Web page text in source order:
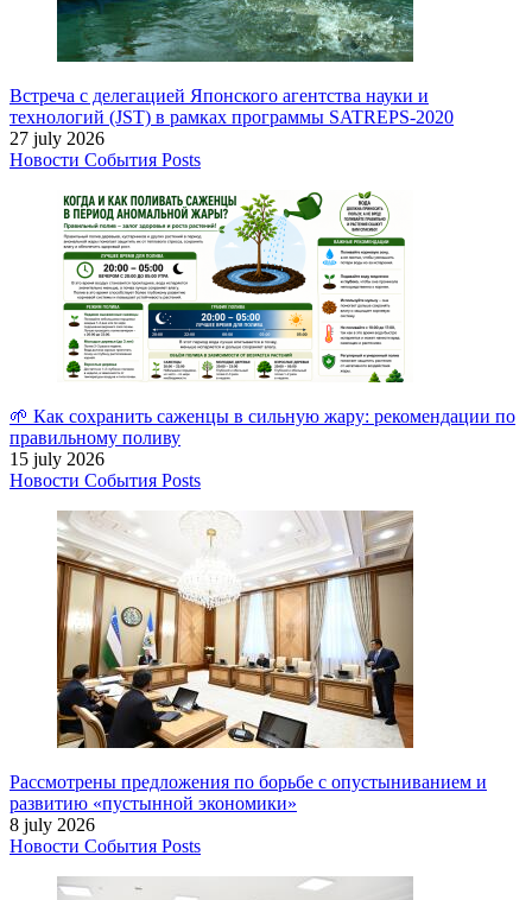
Встреча с делегацией Японского агентства науки и
технологий (JST) в рамках программы SATREPS-2020
27 july 2026
Новости События Posts
🌱 Как сохранить саженцы в сильную жару: рекомендации по
правильному поливу
15 july 2026
Новости События Posts
Рассмотрены предложения по борьбе с опустыниванием и
развитию «пустынной экономики»
8 july 2026
Новости События Posts